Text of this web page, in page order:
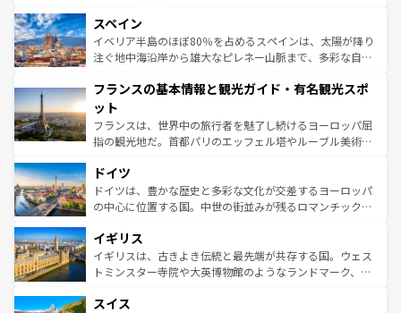
ろん、トスカーナの美しい田園風景やアマルフィ海岸の絶
景など、自然景観も見逃せない。観光の合間には、本場の
ピザやパスタなど、絶品のイタリア料理を堪能することも
ませてくれるイタリアで、忘れられない旅をしてみよう！
なお、新着のイタリア情報は
しい。
スペイン
イベリア半島のほぼ80％を占めるスペインは、太陽が降り
注ぐ地中海沿岸から雄大なピレネー山脈まで、多彩な自然
文化が根付くこの国では、情熱的なフラメンコ、熱気あふ
れる闘牛、そして美味しいタパスが生活の一部となってい
る。首都マドリードの洗練された雰囲気や、バルセロナの
アートに溢れた街角から、地方では古代ローマ遺跡や中世
せる。地方によって風土や気候が異なるスペインはその個
性で訪れる人を魅了する。 なお、新着のスペイン情報は コ
ンテンツ一覧を参照してほしい。
フランスの基本情報と観光ガイド・有名観光スポ
ット
フランスは、世界中の旅行者を魅了し続けるヨーロッパ屈
指の観光地だ。首都パリのエッフェル塔やルーブル美術館
で、幅広い魅力が詰まっている。華麗な宮殿、歴史的な大
聖堂、美しいビーチ、そして豊かな自然が、訪れる者を心
から魅了する。また、フランスは美食の国としても知ら
いる。シャンパンの発祥地であるランス、プロヴァンスの
香り高いラベンダー畑など、多彩な楽しみ方が可能だ。さ
らに、パリ以外の地域にも魅力が溢れており、どの街角に
れる地方に足を運ぶとそれぞれで全く異なる文化を体験で
ドイツ
ドイツは、豊かな歴史と多彩な文化が交差するヨーロッパ
の中心に位置する国。中世の街並みが残るロマンチック街
顔を持つこの国は、どこを歩いても飽きることがない。ベ
ルリンの文化的活気、バイエルン州のアルプスの絶景、そ
してライン川沿いのワイン畑といった風景は必見。ビール
は、お酒好きな人にはぜひ体験してほしい。 なお、新着の
イギリス
イギリスは、古きよき伝統と最先端が共存する国。ウェス
トミンスター寺院や大英博物館のようなランドマーク、歴
リアごとに異なる魅力がある。また、優雅なアフタヌーン
スイス